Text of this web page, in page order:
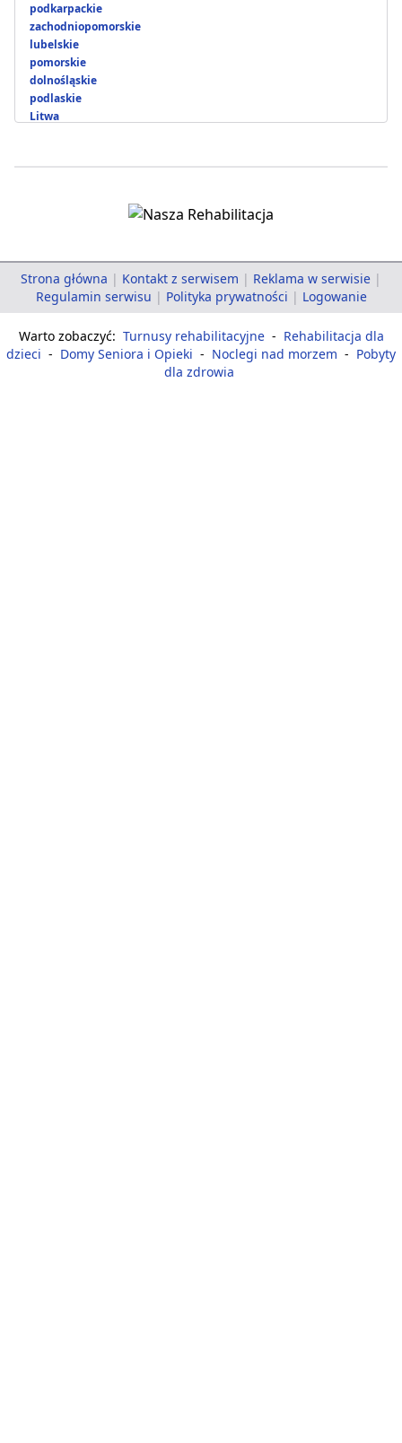
podkarpackie
zachodniopomorskie
lubelskie
pomorskie
dolnośląskie
podlaskie
Litwa
Strona główna | Kontakt z serwisem | Reklama w serwisie |
Regulamin serwisu | Polityka prywatności | Logowanie
Warto zobaczyć: Turnusy rehabilitacyjne - Rehabilitacja dla
dzieci - Domy Seniora i Opieki - Noclegi nad morzem - Pobyty
dla zdrowia